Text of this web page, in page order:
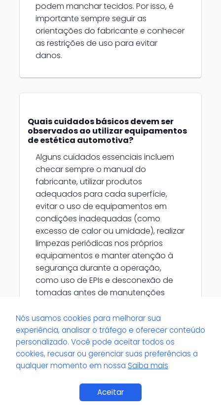
podem manchar tecidos. Por isso, é
importante sempre seguir as
orientações do fabricante e conhecer
as restrições de uso para evitar
danos.
Quais cuidados básicos devem ser
observados ao utilizar equipamentos
de estética automotiva?
Alguns cuidados essenciais incluem
checar sempre o manual do
fabricante, utilizar produtos
adequados para cada superfície,
evitar o uso de equipamentos em
condições inadequadas (como
excesso de calor ou umidade), realizar
limpezas periódicas nos próprios
equipamentos e manter atenção à
segurança durante a operação,
como uso de EPIs e desconexão de
tomadas antes de manutenções
Como a estética automotiva pode
A estética automotiva agrega valor
Nós usamos cookies para melhorar sua
experiência, analisar o tráfego e oferecer conteúdo
personalizado. Você pode aceitar todos os
cookies, recusar ou gerenciar suas preferências a
qualquer momento em nossa Saiba mais
AceitarSaiba Mais